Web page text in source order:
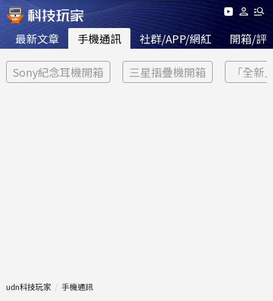
最新文章 手機通訊 社群/APP/網紅 開箱/評
Sony紀念耳機開箱 三星摺疊機開箱 「全新
udn科技玩家 手機通訊